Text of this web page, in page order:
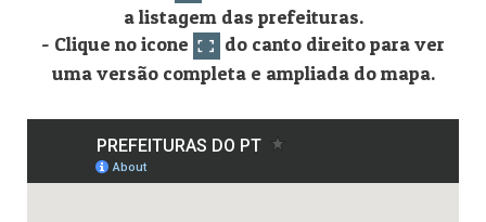
a listagem das prefeituras.
- Clique no icone
do canto direito para ver
uma versão completa e ampliada do mapa.